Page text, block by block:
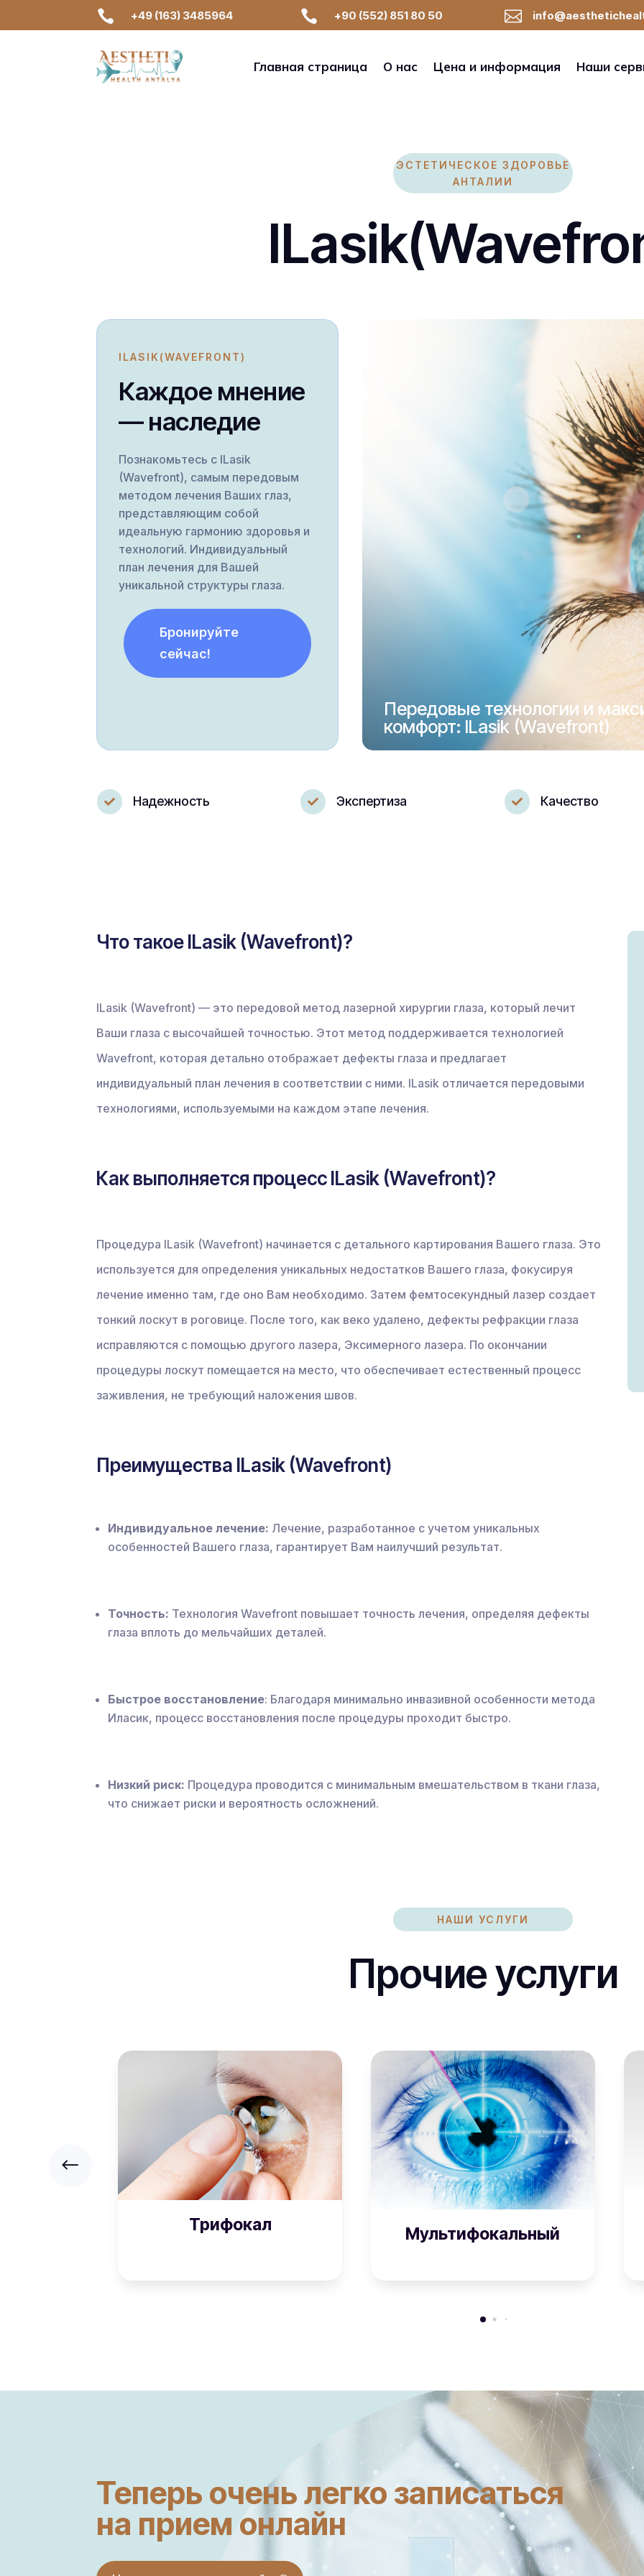
 +49 (163) 3485964  +90 (552) 851 80 50 
Главная страница О нас Цена и информация Наши
ЭСТЕТИЧЕСКОЕ ЗДОРОВЬЕ
АНТАЛИИ
ILASIK(WAVEFRONT)
Каждое мнение
— наследие
Познакомьтесь с ILasik
(Wavefront), самым передовым
методом лечения Ваших глаз,
представляющим собой
идеальную гармонию здоровья и
технологий. Индивидуальный
план лечения для Вашей
уникальной структуры глаза.
Бронируйте
сейчас!
Передовые технологии и
комфорт: ILasik (Wavefront)
 Надежность  Экспертиза  Качество
Что такое ILasik (Wavefront)?
ILasik (Wavefront) — это передовой метод лазерной хирургии глаза, который лечит
Ваши глаза с высочайшей точностью. Этот метод поддерживается технологией
Wavefront, которая детально отображает дефекты глаза и предлагает
индивидуальный план лечения в соответствии с ними. ILasik отличается передовыми
технологиями, используемыми на каждом этапе лечения.
Как выполняется процесс ILasik (Wavefront)?
Процедура ILasik (Wavefront) начинается с детального картирования Вашего глаза. Это
используется для определения уникальных недостатков Вашего глаза, фокусируя
лечение именно там, где оно Вам необходимо. Затем фемтосекундный лазер создает
тонкий лоскут в роговице. После того, как веко удалено, дефекты рефракции глаза
исправляются с помощью другого лазера, Эксимерного лазера. По окончании
процедуры лоскут помещается на место, что обеспечивает естественный процесс
заживления, не требующий наложения швов.
Преимущества ILasik (Wavefront)
Индивидуальное лечение: Лечение, разработанное с учетом уникальных
особенностей Вашего глаза, гарантирует Вам наилучший результат.
Точность: Технология Wavefront повышает точность лечения, определяя дефекты
глаза вплоть до мельчайших деталей.
Быстрое восстановление: Благодаря минимально инвазивной особенности метода
Иласик, процесс восстановления после процедуры проходит быстро.
Низкий риск: Процедура проводится с минимальным вмешательством в ткани глаза,
что снижает риски и вероятность осложнений.
НАШИ УСЛУГИ
Прочие услуги
Трифокал Мультифокальный
Теперь очень легко записаться
на прием онлайн